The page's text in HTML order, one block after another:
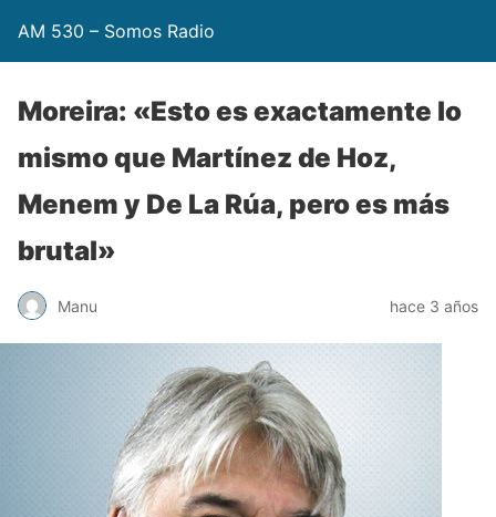
AM 530 – Somos Radio
Moreira: «Esto es exactamente lo
mismo que Martínez de Hoz,
Menem y De La Rúa, pero es más
brutal»
Manu hace 3 años